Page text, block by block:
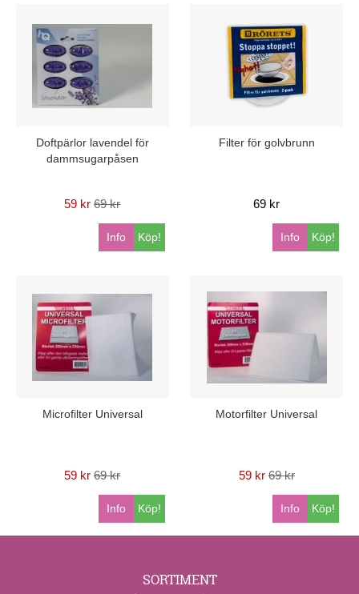
Doftpärlor lavendel för
dammsugarpåsen
59 kr 69 kr
Köp!
Info
Filter för golvbrunn
69 kr
Köp!
Info
Microfilter Universal
59 kr 69 kr
Köp!
Info
Motorfilter Universal
59 kr 69 kr
Köp!
Info
SORTIMENT